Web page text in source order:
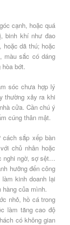
cạnh, hoặc quá
binh khí như đao
hoặc dã thú; hoặc
màu sắc có dáng
hòa bớt.
sóc chưa hợp lý
thường xảy ra khi
cửa. Cần chú ý
cúng thân mật.
sắp xếp bàn
chủ nhân hoặc
nghi ngờ, sợ sệt…
hưởng đến công
kinh doanh lại
của mình.
nhỏ, hồ cá trong
làm tăng cao độ
có không gian